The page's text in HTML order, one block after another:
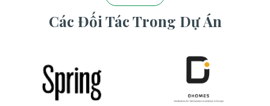
Các Đối Tác Trong Dự Án